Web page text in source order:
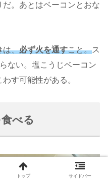
。あとはベーコンとおな
は、必ず火を通すこと。ス
ない。塩こうじベーコン
す可能性がある。
べる
トップ サイドバー